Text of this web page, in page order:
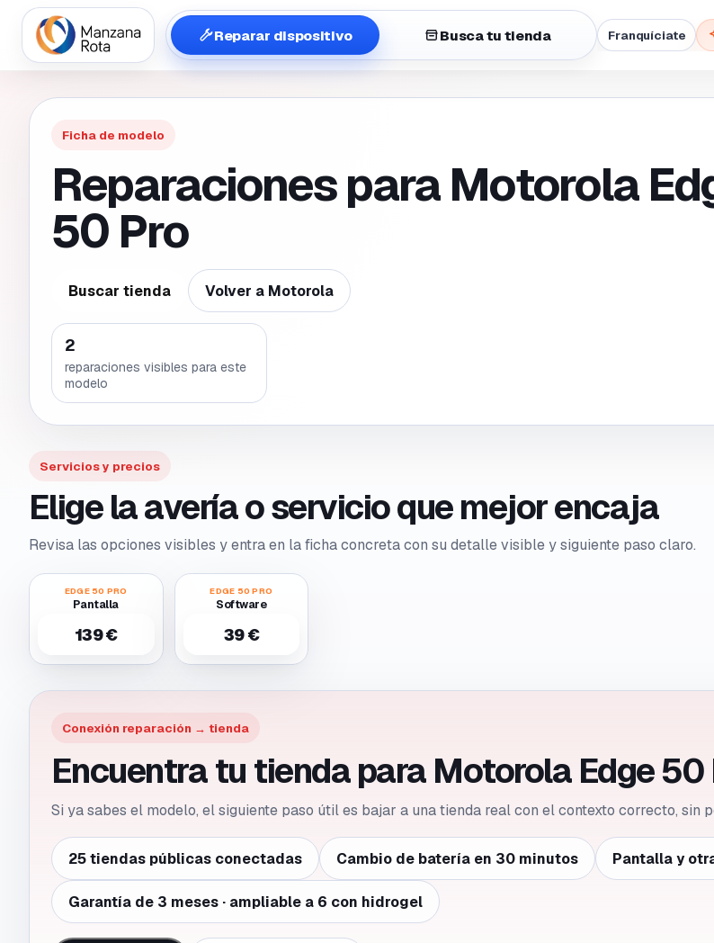
Reparar dispositivo Busca tu tienda Franquíciate
Ficha de modelo
Reparaciones para Motorola
50 Pro
Buscar tienda Volver a Motorola
2
reparaciones visibles para este
modelo
Servicios y precios
Elige la avería o servicio que mejor encaja
Revisa las opciones visibles y entra en la ficha concreta con su detalle visible y siguiente paso claro.
EDGE 50 PRO
Pantalla
139 €
EDGE 50 PRO
Software
39 €
Conexión reparación → tienda
Encuentra tu tienda para Motorola Edge 50
Si ya sabes el modelo, el siguiente paso útil es bajar a una tienda real con el contexto correcto, sin
25 tiendas públicas conectadas Cambio de batería en 30 minutos Pantalla y
Garantía de 3 meses · ampliable a 6 con hidrogel